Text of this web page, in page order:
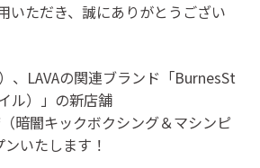
いただき、誠にありがとうござい
、LAVAの関連ブランド「BurnesSt
ル）」の新店舗
暗闇キックボクシング＆マシンピ
いたします！